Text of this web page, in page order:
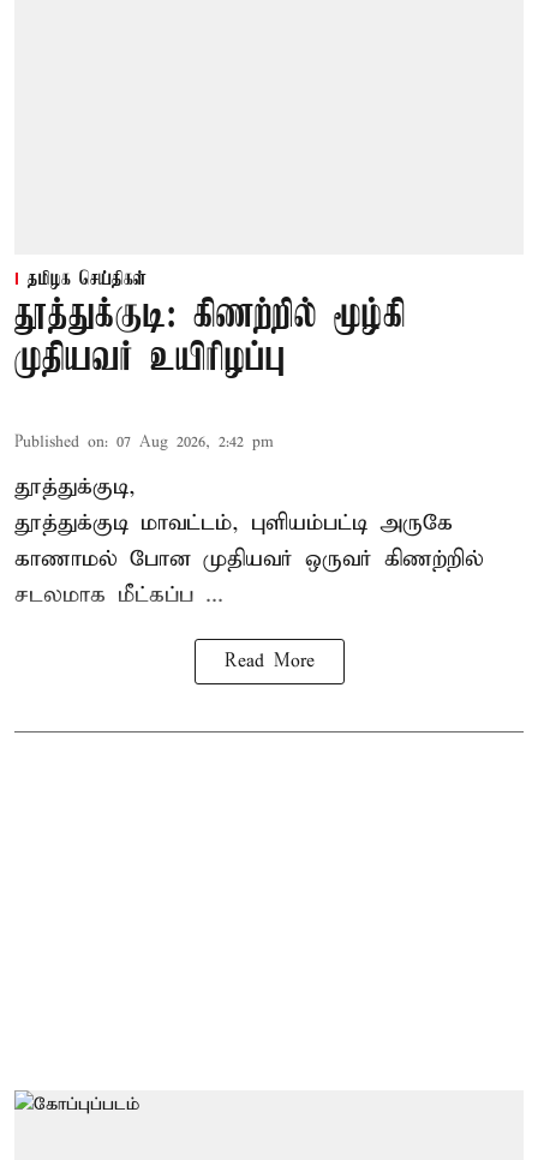
தமிழக செய்திகள்
தூத்துக்குடி: கிணற்றில் மூழ்கி
முதியவர் உயிரிழப்பு
Published on: 07 Aug 2026, 2:42 pm
தூத்துக்குடி,
தூத்துக்குடி மாவட்டம், புளியம்பட்டி அருகே
காணாமல் போன முதியவர் ஒருவர் கிணற்றில்
சடலமாக மீட்கப்ப ...
Read More